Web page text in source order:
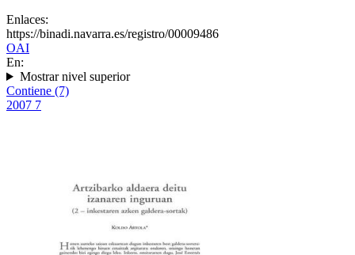
Enlaces:
https://binadi.navarra.es/registro/00009486
OAI
En:
Mostrar nivel superior
Contiene (7)
2007 7